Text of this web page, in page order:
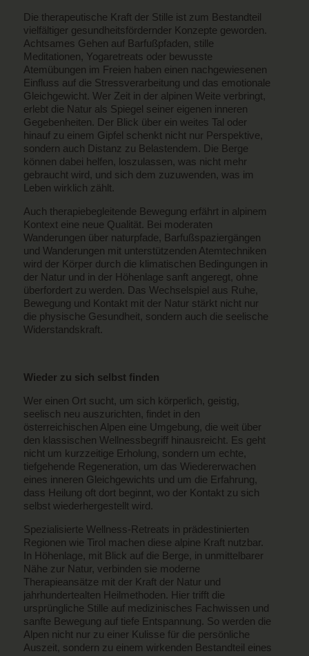
Die therapeutische Kraft der Stille ist zum Bestandteil
vielfältiger gesundheitsfördernder Konzepte geworden.
Achtsames Gehen auf Barfußpfaden, stille
Meditationen, Yogaretreats oder bewusste
Atemübungen im Freien haben einen nachgewiesenen
Einfluss auf die Stressverarbeitung und das emotionale
Gleichgewicht. Wer Zeit in der alpinen Weite verbringt,
erlebt die Natur als Spiegel seiner eigenen inneren
Gegebenheiten. Der Blick über ein weites Tal oder
hinauf zu einem Gipfel schenkt nicht nur Perspektive,
sondern auch Distanz zu Belastendem. Die Berge
können dabei helfen, loszulassen, was nicht mehr
gebraucht wird, und sich dem zuzuwenden, was im
Leben wirklich zählt.
Auch therapiebegleitende Bewegung erfährt in alpinem
Kontext eine neue Qualität. Bei moderaten
Wanderungen über naturpfade, Barfußspaziergängen
und Wanderungen mit unterstützenden Atemtechniken
wird der Körper durch die klimatischen Bedingungen in
der Natur und in der Höhenlage sanft angeregt, ohne
überfordert zu werden. Das Wechselspiel aus Ruhe,
Bewegung und Kontakt mit der Natur stärkt nicht nur
die physische Gesundheit, sondern auch die seelische
Widerstandskraft.
Wieder zu sich selbst finden
Wer einen Ort sucht, um sich körperlich, geistig,
seelisch neu auszurichten, findet in den
österreichischen Alpen eine Umgebung, die weit über
den klassischen Wellnessbegriff hinausreicht. Es geht
nicht um kurzzeitige Erholung, sondern um echte,
tiefgehende Regeneration, um das Wiedererwachen
eines inneren Gleichgewichts und um die Erfahrung,
dass Heilung oft dort beginnt, wo der Kontakt zu sich
selbst wiederhergestellt wird.
Spezialisierte Wellness-Retreats in prädestinierten
Regionen wie Tirol machen diese alpine Kraft nutzbar.
In Höhenlage, mit Blick auf die Berge, in unmittelbarer
Nähe zur Natur, verbinden sie moderne
Therapieansätze mit der Kraft der Natur und
jahrhundertealten Heilmethoden. Hier trifft die
ursprüngliche Stille auf medizinisches Fachwissen und
sanfte Bewegung auf tiefe Entspannung. So werden die
Alpen nicht nur zu einer Kulisse für die persönliche
Auszeit, sondern zu einem wirkenden Bestandteil eines